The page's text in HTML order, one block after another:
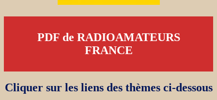
PDF de RADIOAMATEURS
FRANCE
Cliquer sur les liens des thèmes ci-dessous